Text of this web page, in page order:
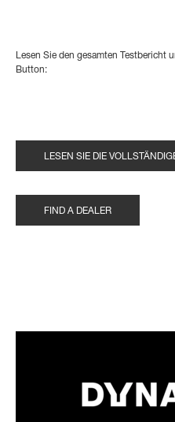
Lesen Sie den gesamten Testbericht
Button:
LESEN SIE DIE
FIND A DEALER